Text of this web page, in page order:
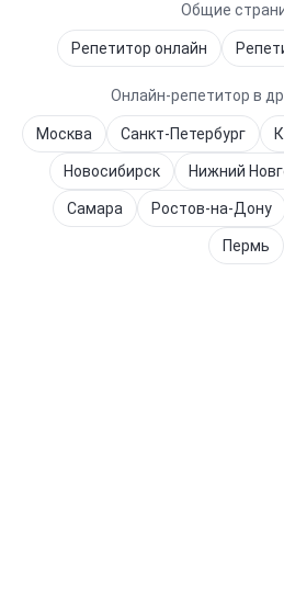
Общие
Репетитор онлайн
Онлайн-репетитор в
Москва Санкт-Петербург
Новосибирск Нижний
Самара Ростов-на-Дону
Пермь